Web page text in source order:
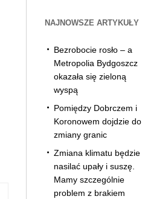
NAJNOWSZE ARTYKUŁY
Bezrobocie rosło – a
Metropolia Bydgoszcz
okazała się zieloną
wyspą
Pomiędzy Dobrczem i
Koronowem dojdzie do
zmiany granic
Zmiana klimatu będzie
nasilać upały i suszę.
Mamy szczególnie
problem z brakiem